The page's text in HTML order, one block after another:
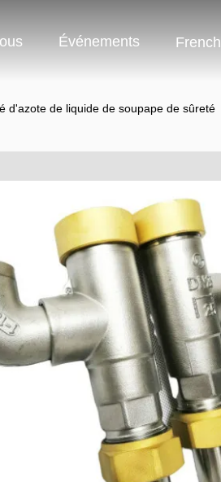
Événements French
d'azote de liquide de soupape de sûreté